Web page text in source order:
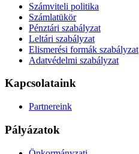
Számviteli politika
Számlatükör
Pénztári szabályzat
Leltári szabályzat
Elismerési formák szabályzat
Adatvédelmi szabályzat
Kapcsolataink
Partnereink
Pályázatok